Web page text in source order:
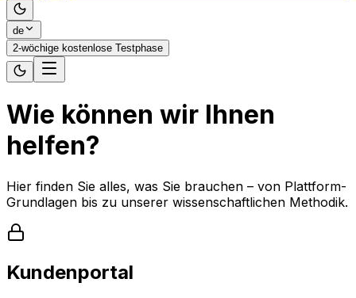
de
2-wöchige kostenlose Testphase
Wie können wir Ihnen
helfen?
Hier finden Sie alles, was Sie brauchen – von Plattform-
Grundlagen bis zu unserer wissenschaftlichen Methodik.
Kundenportal